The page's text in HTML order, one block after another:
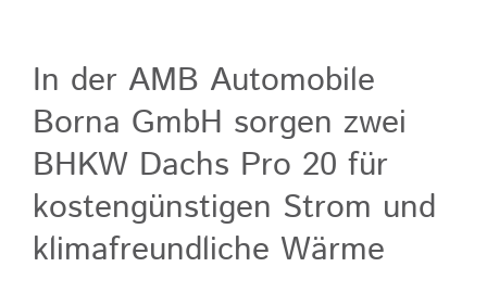
In der AMB Automobile
Borna GmbH sorgen zwei
BHKW Dachs Pro 20 für
kostengünstigen Strom und
klimafreundliche Wärme